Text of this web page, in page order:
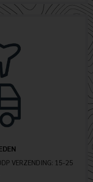
VERZENDING: 15-25